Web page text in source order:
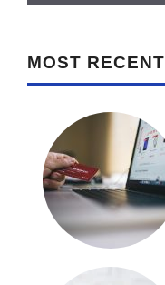
MOST RECENT